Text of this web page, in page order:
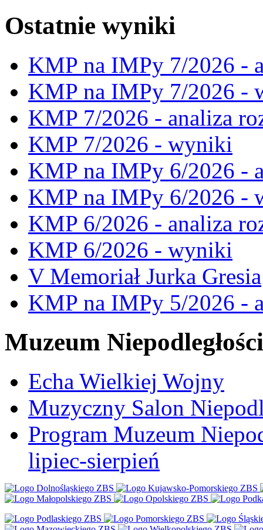
Ostatnie wyniki
KMP na IMPy 7/2026 -
KMP na IMPy 7/2026 -
KMP 7/2026 - analiza
KMP 7/2026 - wyniki
KMP na IMPy 6/2026 -
KMP na IMPy 6/2026 -
KMP 6/2026 - analiza
KMP 6/2026 - wyniki
V Memoriał Jurka Gresia
KMP na IMPy 5/2026 -
Muzeum Niepodległości
Echa Wielkiej Wojny
Muzyczny Salon
Program Muzeum
lipiec-sierpień